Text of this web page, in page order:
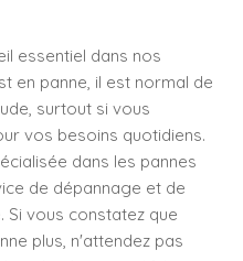
essentiel dans nos
en panne, il est normal de
surtout si vous
vos besoins quotidiens.
dans les pannes
de dépannage et de
vous constatez que
plus, n'attendez pas